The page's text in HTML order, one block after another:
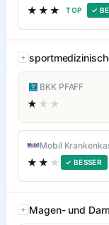
★★★ TOP ✓
BKK PFAFF
★ ★★
Mobil
★★ ★ ✓ BESSER
Magen- und